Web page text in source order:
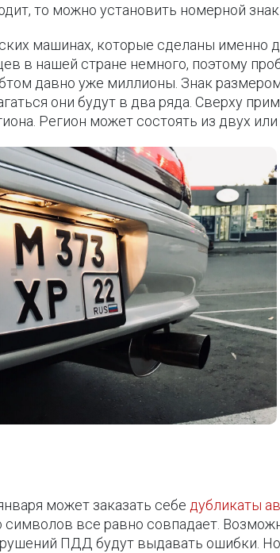
то можно установить номерной
машинах, которые сделаны
в нашей стране немного, поэтому
давно уже миллионы. Знак
они будут в два ряда. Сверху
Регион может состоять из двух или
может заказать себе дубликаты
все равно совпадает.
ПДД будут выдавать ошибки.